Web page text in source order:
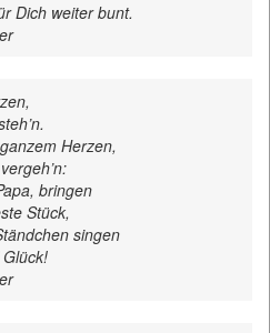
Dich weiter bunt.
Herzen,
bringen
Stück,
singen